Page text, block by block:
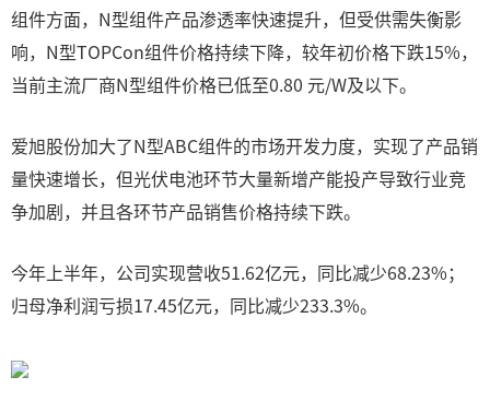
组件方面，N型组件产品渗透率快速提升，但受供需失衡影
响，N型TOPCon组件价格持续下降，较年初价格下跌15%，
当前主流厂商N型组件价格已低至0.80 元/W及以下。
爱旭股份加大了N型ABC组件的市场开发力度，实现了产品销
量快速增长，但光伏电池环节大量新增产能投产导致行业竞
争加剧，并且各环节产品销售价格持续下跌。
今年上半年，公司实现营收51.62亿元，同比减少68.23%；
归母净利润亏损17.45亿元，同比减少233.3%。